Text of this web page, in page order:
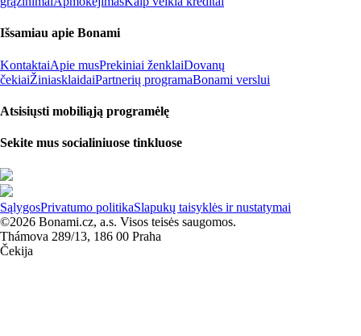
Išsamiau apie Bonami
KontaktaiApie musPrekiniai ženklaiDovanų
čekiaiŽiniasklaidaiPartnerių programaBonami verslui
Atsisiųsti mobiliąją programėlę
Sekite mus socialiniuose tinkluose
SąlygosPrivatumo politikaSlapukų taisyklės ir nustatymai
©2026 Bonami.cz, a.s. Visos teisės saugomos.
Thámova 289/13, 186 00 Praha
Čekija